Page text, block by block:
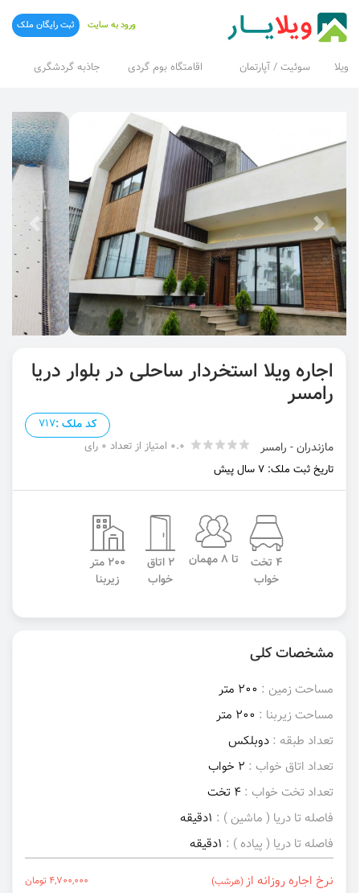
ویلا سوئیت / آپارتمان اقامتگاه بوم گردی جاذبه گردشگری
ورود به سایت ثبت رایگان ملک
اجاره ویلا استخردار ساحلی در بلوار دریا
رامسر
کد ملک :717
مازندران - رامسر
0.0 امتیاز از تعداد 0 رای
تاریخ ثبت ملک: 7 سال پیش
4 تخت
خواب
تا 8 مهمان
2 اتاق
خواب
200 متر
زیربنا
مشخصات کلی
مساحت زمین : 200 متر
مساحت زیربنا : 200 متر
تعداد طبقه : دوبلکس
تعداد اتاق خواب : 2 خواب
تعداد تخت خواب : 4 تخت
فاصله تا دریا ( ماشین ) : 1دقیقه
فاصله تا دریا ( پیاده ) : 1دقیقه
نرخ اجاره روزانه از (هرشب) 4,700,000 تومان